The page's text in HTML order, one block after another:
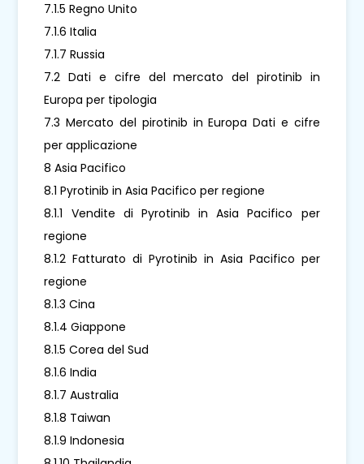
7.1.5 Regno Unito
7.1.6 Italia
7.1.7 Russia
7.2 Dati e cifre del mercato del pirotinib in
Europa per tipologia
7.3 Mercato del pirotinib in Europa Dati e cifre
per applicazione
8 Asia Pacifico
8.1 Pyrotinib in Asia Pacifico per regione
8.1.1 Vendite di Pyrotinib in Asia Pacifico per
regione
8.1.2 Fatturato di Pyrotinib in Asia Pacifico per
regione
8.1.3 Cina
8.1.4 Giappone
8.1.5 Corea del Sud
8.1.6 India
8.1.7 Australia
8.1.8 Taiwan
8.1.9 Indonesia